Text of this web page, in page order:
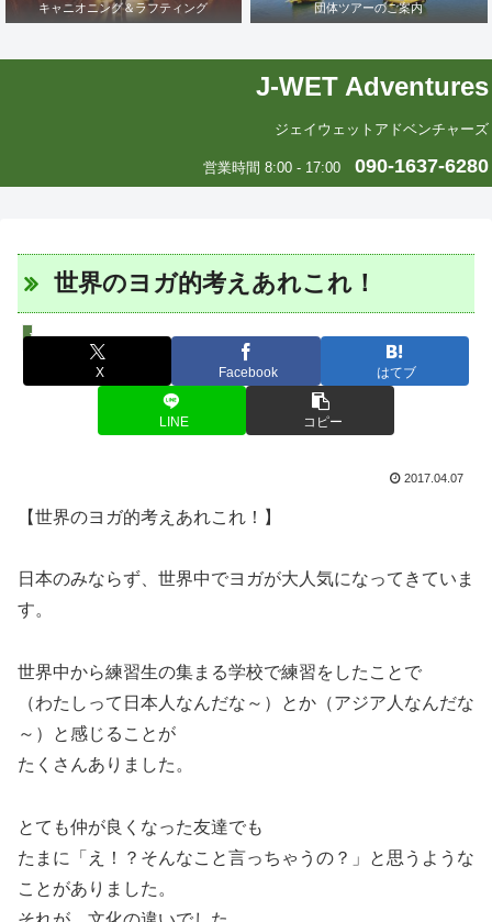
キャニオニング＆ラフティング 団体ツアーのご案内
J-WET Adventures
ジェイウェットアドベンチャーズ
営業時間 8:00 - 17:00 090-1637-6280
世界のヨガ的考えあれこれ！
J-WETインド支部～ヨガのこころ～
X Facebook はてブ
LINE コピー
2017.04.07
【世界のヨガ的考えあれこれ！】
日本のみならず、世界中でヨガが大人気になってきていま
す。
世界中から練習生の集まる学校で練習をしたことで
（わたしって日本人なんだな～）とか（アジア人なんだな
～）と感じることが
たくさんありました。
とても仲が良くなった友達でも
たまに「え！？そんなこと言っちゃうの？」と思うような
ことがありました。